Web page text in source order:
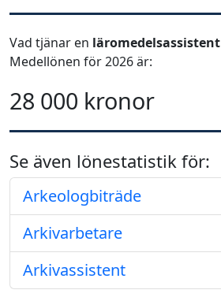
Vad tjänar en läromedelsassistent
Medellönen för 2026 är:
28 000 kronor
Se även lönestatistik för:
Arkeologbiträde
Arkivarbetare
Arkivassistent